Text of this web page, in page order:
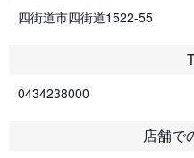
四街道市四街道1522-55
0434238000
店舗で